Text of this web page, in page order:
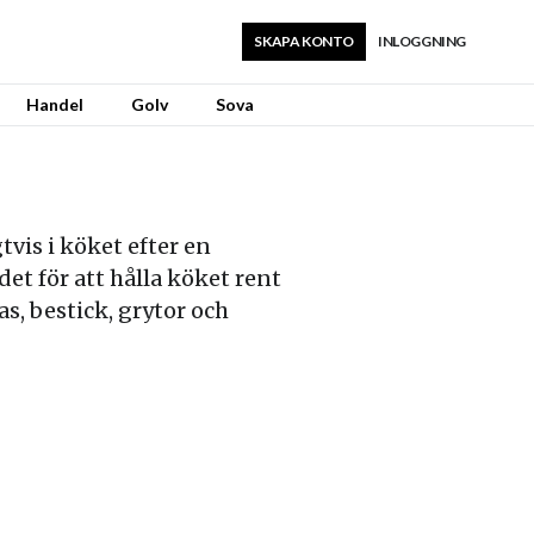
INLOGGNING
SKAPA KONTO
Handel Golv Sova
i köket efter en
för att hålla köket rent
bestick, grytor och